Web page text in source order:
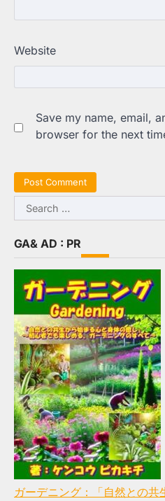
Website
Save my name, email,
browser for the next
Search
for:
GA& AD : PR
ガーデニング：「自然との